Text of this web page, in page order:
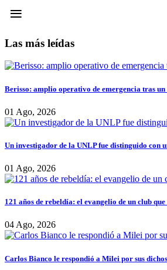
≡
Las más leídas
Berisso: amplio operativo de emergencia tras un
01 Ago, 2026
Un investigador de la UNLP fue distinguido con
01 Ago, 2026
121 años de rebeldía: el evangelio de un club
04 Ago, 2026
Carlos Bianco le respondió a Milei por sus